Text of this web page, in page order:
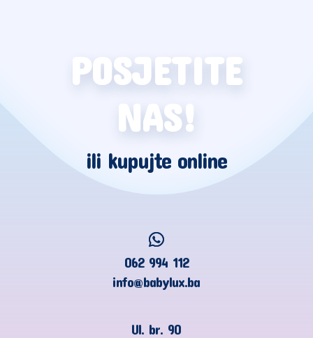
POSJETITE
NAS!
ili kupujte online
062 994 112
info@babylux.ba
Ul. br. 90